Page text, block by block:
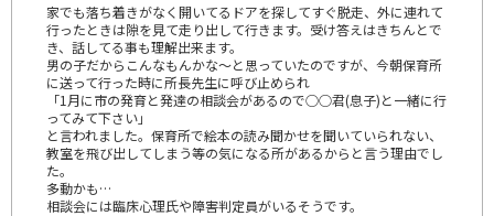
家でも落ち着きがなく開いてるドアを探してすぐ脱走、外に連れて
行ったときは隙を見て走り出して行きます。受け答えはきちんとで
き、話してる事も理解出来ます。
男の子だからこんなもんかな～と思っていたのですが、今朝保育所
に送って行った時に所長先生に呼び止められ
「1月に市の発育と発達の相談会があるので○○君(息子)と一緒に行
ってみて下さい」
と言われました。保育所で絵本の読み聞かせを聞いていられない、
教室を飛び出してしまう等の気になる所があるからと言う理由でし
た。
多動かも…
相談会には臨床心理氏や障害判定員がいるそうです。